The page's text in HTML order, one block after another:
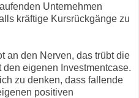
Unternehmen
kräftige Kursrückgänge zu
an den Nerven, das trübt die
eigenen Investmentcase.
zu denken, dass fallende
positiven